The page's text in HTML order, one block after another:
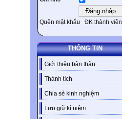
Quên mật khẩu ĐK thành viên
THÔNG TIN
Giới thiệu bản thân
Thành tích
Chia sẻ kinh nghiệm
Lưu giữ kỉ niệm